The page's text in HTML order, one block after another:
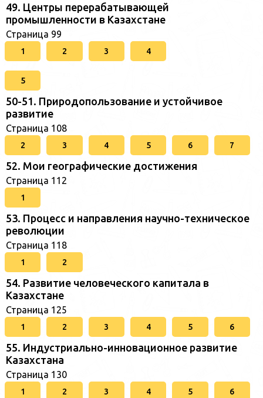
49. Центры перерабатывающей
промышленности в Казахстане
Страница 99
1 2 3 4
5
50-51. Природопользование и устойчивое
развитие
Страница 108
2 3 4 5 6 7
52. Мои географические достижения
Страница 112
1
53. Процесс и направления научно-техническое
революции
Страница 118
1 2
54. Развитие человеческого капитала в
Казахстане
Страница 125
1 2 3 4 5 6
55. Индустриально-инновационное развитие
Казахстана
Страница 130
1 2 3 4 5 6